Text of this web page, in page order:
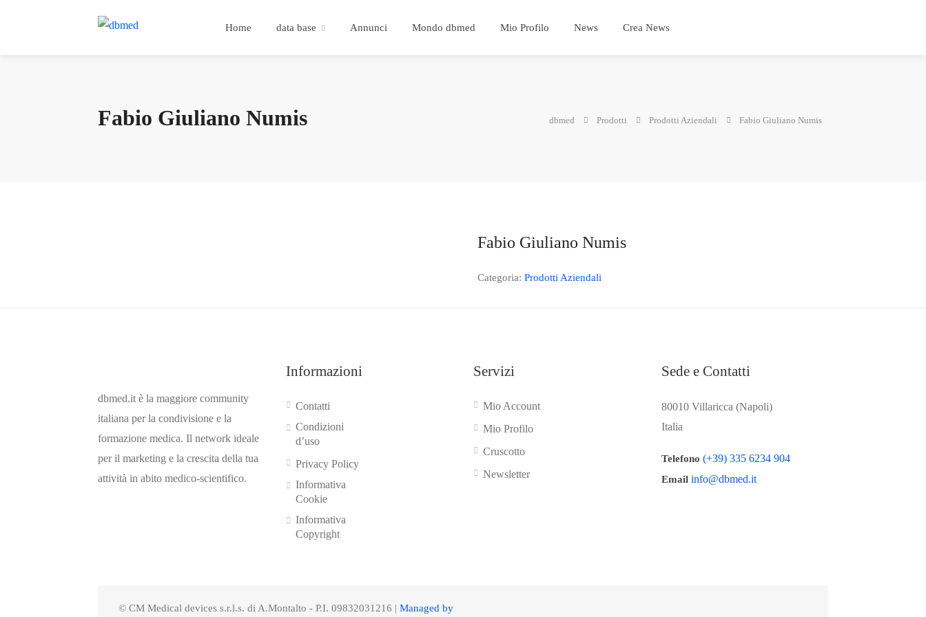
Home data base Annunci Mondo dbmed Mio Profilo News Crea News
Fabio Giuliano Numis dbmed Prodotti Prodotti Aziendali Fabio Giuliano Numis
Fabio Giuliano Numis
Categoria:Prodotti Aziendali
dbmed.it è la maggiore community
italiana per la condivisione e la
formazione medica. Il network ideale
per il marketing e la crescita della tua
attività in abito medico-scientifico.
Informazioni
Contatti
Condizioni
d’uso
Privacy Policy
Informativa
Cookie
Informativa
Copyright
Servizi
Mio Account
Mio Profilo
Cruscotto
Newsletter
Sede e Contatti
80010 Villaricca (Napoli)
Italia
Telefono (+39) 335 6234 904
Email info@dbmed.it
© CM Medical devices s.r.l.s. di A.Montalto - P.I. 09832031216 | Managed by